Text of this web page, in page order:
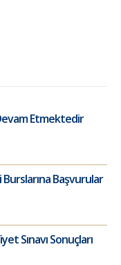
Etmektedir
Başvurular
Sınavı Sonuçları